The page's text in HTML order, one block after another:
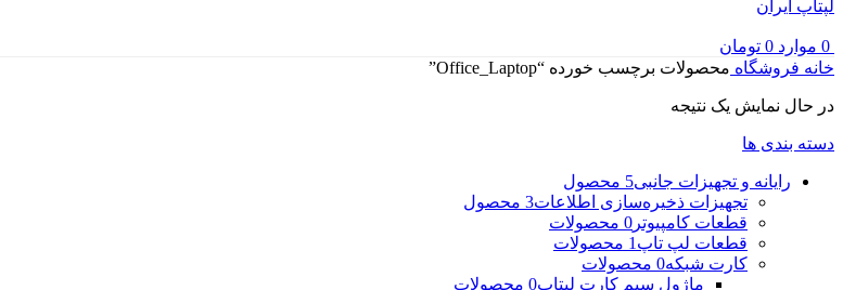
0 موارد 0 تومان
خانه فروشگاه محصولات برچسب خورده “Office_Laptop”
در حال نمایش یک نتیجه
دسته بندی ها
رایانه و تجهیزات جانبی5 محصول
تجهیزات ذخیره‌سازی اطلاعات3 محصول
قطعات کامپیوتر 0 محصولات
قطعات لپ تاپ 1 محصولات
کارت شبکه0 محصولات
ماژول سیم کارت لپتاپ0 محصولات